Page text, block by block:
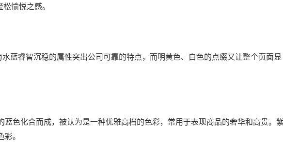
愉悦之感。
蓝睿智沉稳的属性突出公司可靠的特点，而明黄色、白色的点缀又让整个页面显
蓝色化合而成，被认为是一种优雅高档的色彩，常用于表现商品的奢华和高贵。
。